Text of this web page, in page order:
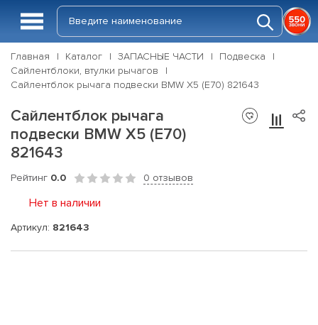
Главная Каталог ЗАПАСНЫЕ ЧАСТИ
Подвеска
Сайлентблоки, втулки рычагов
Сайлентблок рычага подвески BMW X5 (E70) 821643
Сайлентблок рычага
подвески BMW X5 (E70)
821643
Рейтинг 0.0 0 отзывов
Нет в наличии
Артикул: 821643